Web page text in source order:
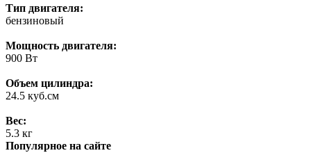
Тип двигателя:
бензиновый
Мощность двигателя:
900 Вт
Объем цилиндра:
24.5 куб.см
Вес:
5.3 кг
Популярное на сайте